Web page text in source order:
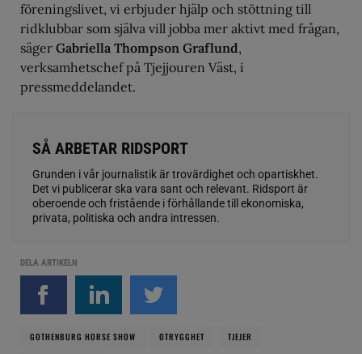
föreningslivet, vi erbjuder hjälp och stöttning till
ridklubbar som själva vill jobba mer aktivt med frågan,
säger Gabriella Thompson Graflund,
verksamhetschef på Tjejjouren Väst, i
pressmeddelandet.
SÅ ARBETAR RIDSPORT
Grunden i vår journalistik är trovärdighet och opartiskhet.
Det vi publicerar ska vara sant och relevant. Ridsport är
oberoende och fristående i förhållande till ekonomiska,
privata, politiska och andra intressen.
DELA ARTIKELN
GOTHENBURG HORSE SHOW OTRYGGHET
TJEJER